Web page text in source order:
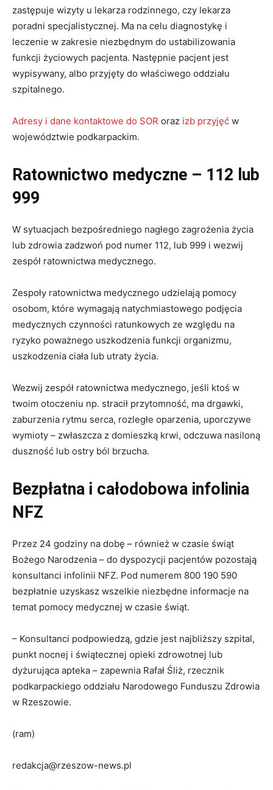
zastępuje wizyty u lekarza rodzinnego, czy lekarza
poradni specjalistycznej. Ma na celu diagnostykę i
leczenie w zakresie niezbędnym do ustabilizowania
funkcji życiowych pacjenta. Następnie pacjent jest
wypisywany, albo przyjęty do właściwego oddziału
szpitalnego.
Adresy i dane kontaktowe do SOR oraz izb przyjęć w
województwie podkarpackim.
Ratownictwo medyczne – 112 lub
999
W sytuacjach bezpośredniego nagłego zagrożenia życia
lub zdrowia zadzwoń pod numer 112, lub 999 i wezwij
zespół ratownictwa medycznego.
Zespoły ratownictwa medycznego udzielają pomocy
osobom, które wymagają natychmiastowego podjęcia
medycznych czynności ratunkowych ze względu na
ryzyko poważnego uszkodzenia funkcji organizmu,
uszkodzenia ciała lub utraty życia.
Wezwij zespół ratownictwa medycznego, jeśli ktoś w
twoim otoczeniu np. stracił przytomność, ma drgawki,
zaburzenia rytmu serca, rozległe oparzenia, uporczywe
wymioty – zwłaszcza z domieszką krwi, odczuwa nasiloną
duszność lub ostry ból brzucha.
Bezpłatna i całodobowa infolinia
NFZ
Przez 24 godziny na dobę – również w czasie świąt
Bożego Narodzenia – do dyspozycji pacjentów pozostają
konsultanci infolinii NFZ. Pod numerem 800 190 590
bezpłatnie uzyskasz wszelkie niezbędne informacje na
temat pomocy medycznej w czasie świąt.
– Konsultanci podpowiedzą, gdzie jest najbliższy szpital,
punkt nocnej i świątecznej opieki zdrowotnej lub
dyżurująca apteka – zapewnia Rafał Śliż, rzecznik
podkarpackiego oddziału Narodowego Funduszu Zdrowia
w Rzeszowie.
(ram)
redakcja@rzeszow-news.pl